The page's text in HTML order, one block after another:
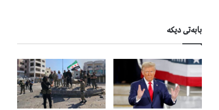
بابەتی دیكە